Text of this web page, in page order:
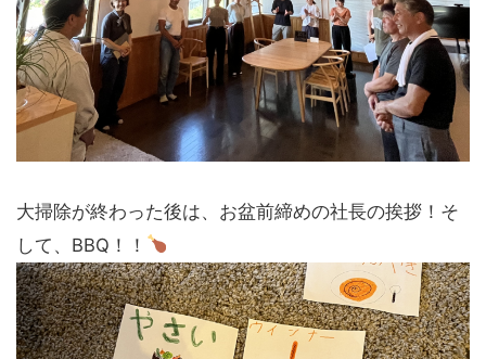
大掃除が終わった後は、お盆前締めの社長の挨拶！そ
して、BBQ！！